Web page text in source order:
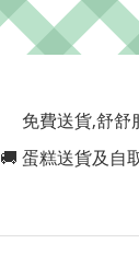
免費送貨,舒舒
🚚 蛋糕送貨及自